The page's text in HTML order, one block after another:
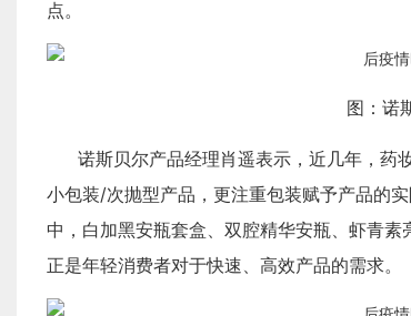
点。
图：诺
诺斯贝尔产品经理肖遥表示，近几年，药
小包装/次抛型产品，更注重包装赋予产品的
中，白加黑安瓶套盒、双腔精华安瓶、虾青
正是年轻消费者对于快速、高效产品的需求。